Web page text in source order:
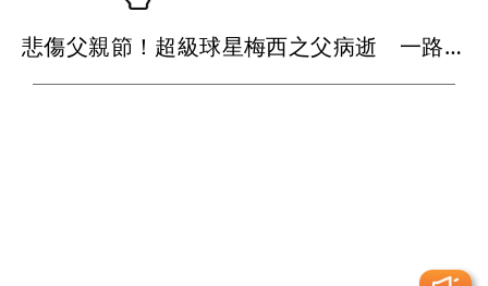
悲傷父親節！超級球星梅西之父病逝 一路陪伴兒子闖蕩足壇